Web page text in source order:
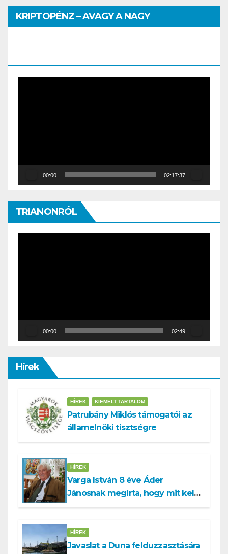
KRIPTOPÉNZ – AVAGY A NAGY
00:00 02:17:37
TRIANONRÓL
00:00 02:49
Hírek
HÍREK KIEMELT TARTALOM
Patrubány Miklós támogatói az
államelnöki tisztségre
HÍREK
Varga István 8 éve Áder
Jánosnak megírta, hogy mit kell
HÍREK
Javaslat a Duna felduzzasztására